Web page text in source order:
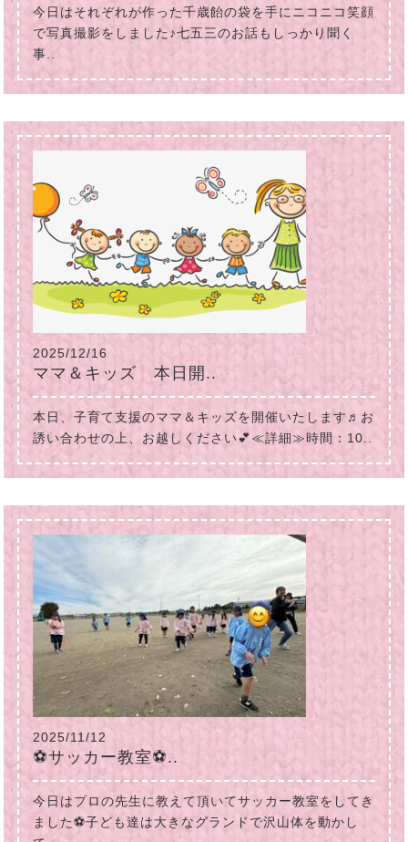
今日はそれぞれが作った千歳飴の袋を手にニコニコ笑顔
で写真撮影をしました♪七五三のお話もしっかり聞く
事..
2025/12/16
ママ＆キッズ 本日開..
本日、子育て支援のママ＆キッズを開催いたします♬お
誘い合わせの上、お越しください💕≪詳細≫時間：10..
2025/11/12
⚽サッカー教室⚽..
今日はプロの先生に教えて頂いてサッカー教室をしてき
ました⚽子ども達は大きなグランドで沢山体を動かし